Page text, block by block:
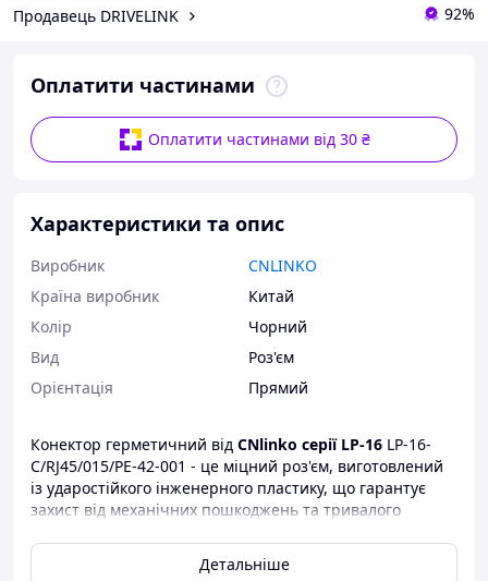
Продавець DRIVELINK 92%
Оплатити частинами
Оплатити частинами від 30 ₴
Характеристики та опис
Виробник
CNLINKO
Країна виробник
Китай
Колір
Чорний
Вид
Роз'єм
Орієнтація
Прямий
Конектор герметичний від CNlinko серії LP-16 LP-16-
C/RJ45/015/PE-42-001 - це міцний роз'єм, виготовлений
із ударостійкого інженерного пластику, що гарантує
захист від механічних пошкоджень та тривалого
радіочастотних перешкод і стійкий до
ультрафіолетового випромінювання.
Детальніше